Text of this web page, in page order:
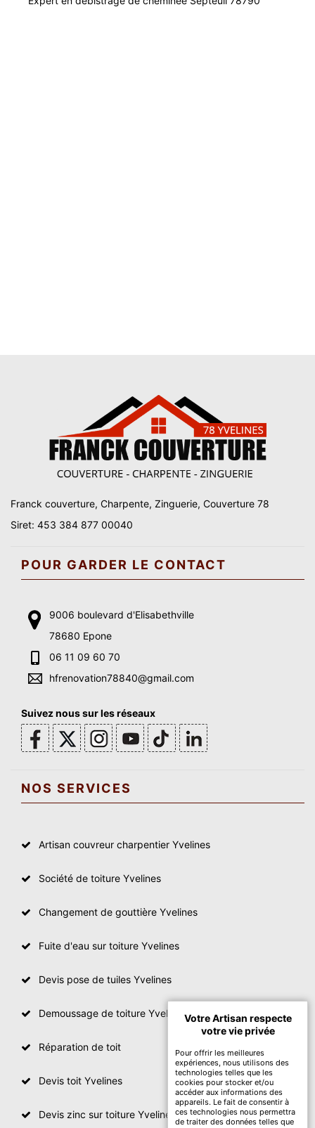
Franck couverture, Charpente, Zinguerie, Couverture 78
Siret: 453 384 877 00040
POUR GARDER LE CONTACT
9006 boulevard d'Elisabethville
78680 Epone
06 11 09 60 70
hfrenovation78840@gmail.com
Suivez nous sur les réseaux
NOS SERVICES
Artisan couvreur charpentier Yvelines
Société de toiture Yvelines
Changement de gouttière Yvelines
Fuite d'eau sur toiture Yvelines
Devis pose de tuiles Yvelines
Demoussage de toiture Yvelines
Réparation de toit
Devis toit Yvelines
Devis zinc sur toiture Yvelines
Votre Artisan respecte
votre vie privée
Pour offrir les meilleures
expériences, nous utilisons des
technologies telles que les
cookies pour stocker et/ou
accéder aux informations des
appareils. Le fait de consentir à
ces technologies nous permettra
de traiter des données telles que